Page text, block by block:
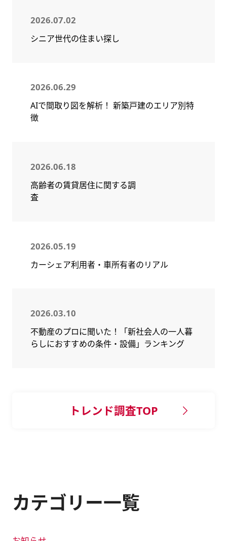
2026.07.02
シニア世代の住まい探し
2026.06.29
AIで間取り図を解析！ 新築戸建のエリア別特
徴
2026.06.18
高齢者の賃貸居住に関する調
査
2026.05.19
カーシェア利用者・車所有者のリアル
2026.03.10
不動産のプロに聞いた！「新社会人の一人暮
らしにおすすめの条件・設備」ランキング
トレンド調査TOP
カテゴリー一覧